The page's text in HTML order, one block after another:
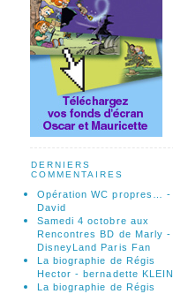
DERNIERS
COMMENTAIRES
Opération WC propres… -
David
Samedi 4 octobre aux
Rencontres BD de Marly -
DisneyLand Paris Fan
La biographie de Régis
Hector - bernadette KLEIN
La biographie de Régis